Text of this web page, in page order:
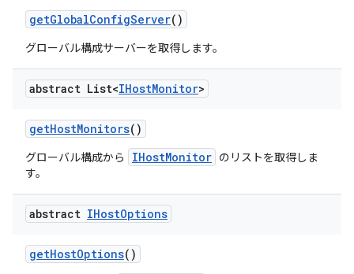
getGlobalConfigServer()
グローバル構成サーバーを取得します。
abstract List<IHostMonitor>
getHostMonitors()
グローバル構成から IHostMonitor のリストを取得しま
す。
abstract IHostOptions
getHostOptions()